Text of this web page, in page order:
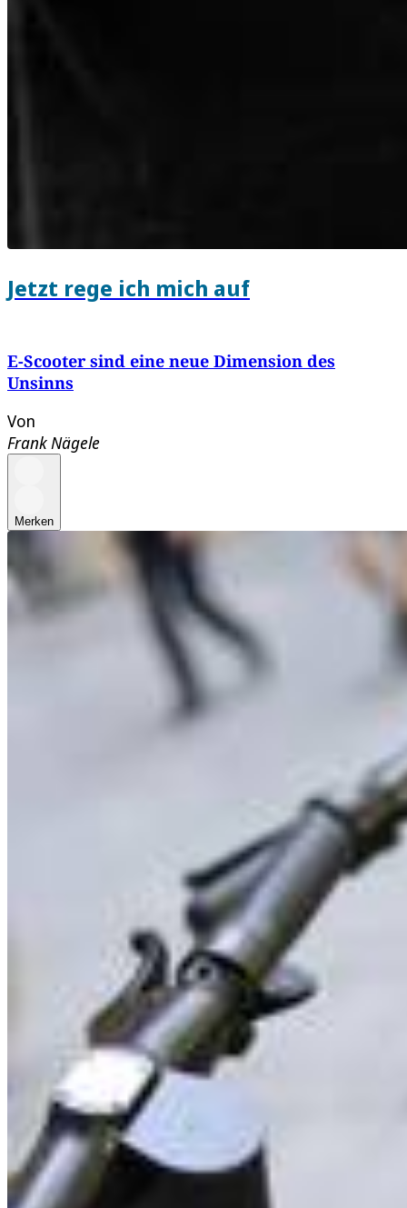
Jetzt rege ich mich auf
E-Scooter sind eine neue Dimension des
Unsinns
Von
Frank Nägele
Merken